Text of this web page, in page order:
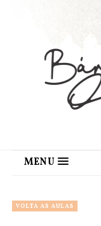
MENU
VOLTA AS AULAS